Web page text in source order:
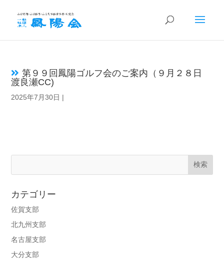
第９９回鳳陽ゴルフ会のご案内（９月２８日
渡良瀬CC)
2025年7月30日 |
カテゴリー
佐賀支部
北九州支部
名古屋支部
大分支部